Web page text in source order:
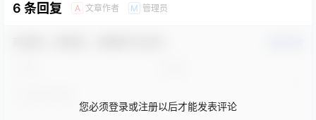
6 条回复 A 文章作者 M 管理员
您必须登录或注册以后才能发表评论